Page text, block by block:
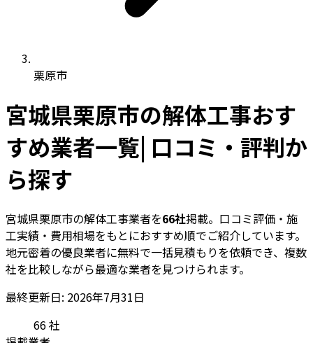
栗原市
宮城県栗原市の解体工事おす
すめ業者一覧| 口コミ・評判か
ら探す
宮城県栗原市の解体工事業者を66社掲載。口コミ評価・施
工実績・費用相場をもとにおすすめ順でご紹介しています。
地元密着の優良業者に無料で一括見積もりを依頼でき、複数
社を比較しながら最適な業者を見つけられます。
最終更新日: 2026年7月31日
66社